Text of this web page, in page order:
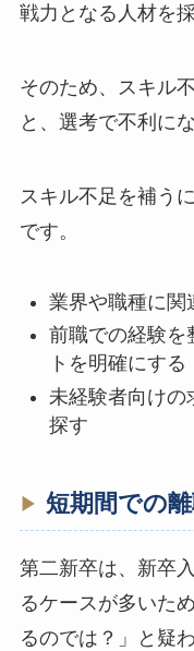
戦力となる人材を
そのため、スキル
と、選考で不利に
スキル不足を補う
です。
業界や職種に関
前職での経験を
トを明確にする
未経験者向けの
探す
短期間での
第二新卒は、新卒
るケースが多いた
るのでは？」と疑